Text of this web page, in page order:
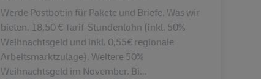
Werde Postbot:in für Pakete und Briefe. Was wir
bieten. 18,50 € Tarif-Stundenlohn (inkl. 50%
Weihnachtsgeld und inkl. 0,55€ regionale
Arbeitsmarktzulage). Weitere 50%
Weihnachtsgeld im November. Bi...